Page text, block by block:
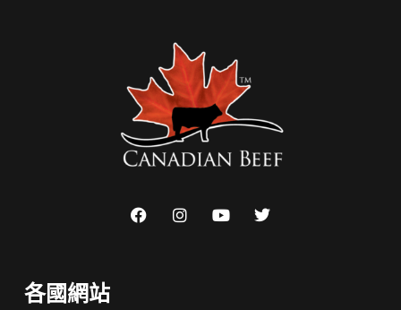
各國網站